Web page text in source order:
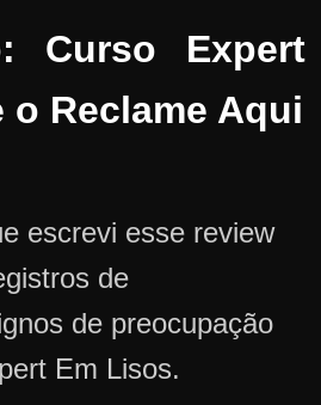
Curso Expert
o Reclame Aqui
escrevi esse review
de
de preocupação
Em Lisos.